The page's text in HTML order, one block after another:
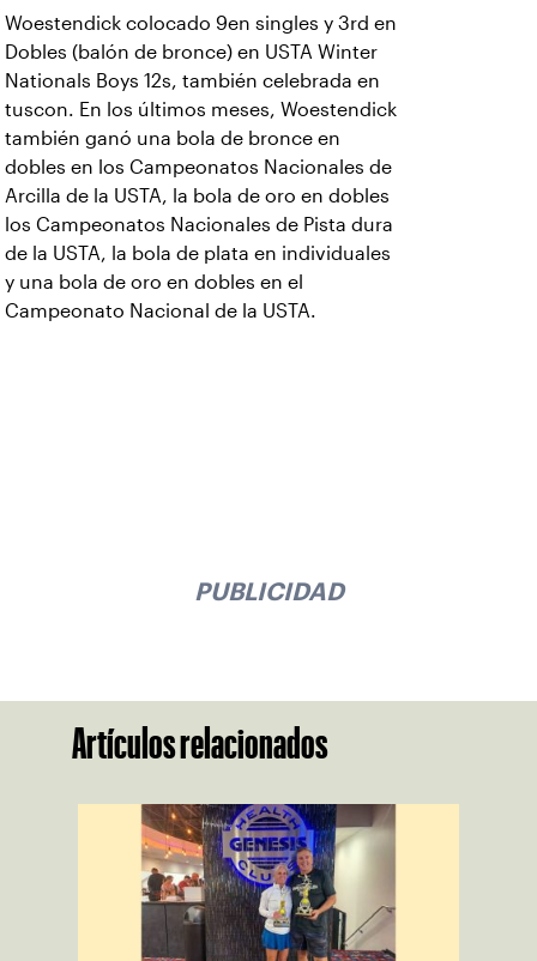
Woestendick colocado 9en singles y 3rd en
Dobles (balón de bronce) en USTA Winter
Nationals Boys 12s, también celebrada en
tuscon. En los últimos meses, Woestendick
también ganó una bola de bronce en
dobles en los Campeonatos Nacionales de
Arcilla de la USTA, la bola de oro en dobles
los Campeonatos Nacionales de Pista dura
de la USTA, la bola de plata en individuales
y una bola de oro en dobles en el
Campeonato Nacional de la USTA.
PUBLICIDAD
Artículos relacionados